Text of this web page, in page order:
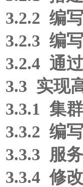
3.2.2 编
3.2.3 编
3.2.4 通
3.3 实现
3.3.1 集
3.3.2 编
3.3.3 服
3.3.4 修